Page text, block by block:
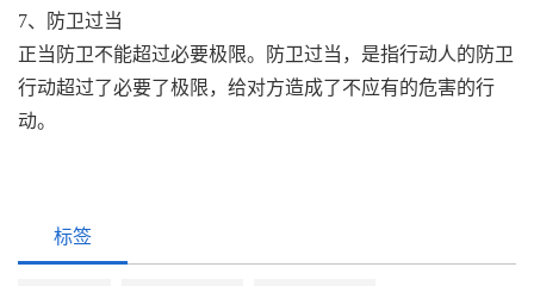
7、防卫过当
正当防卫不能超过必要极限。防卫过当，是指行动人的防卫
行动超过了必要了极限，给对方造成了不应有的危害的行
动。
标签